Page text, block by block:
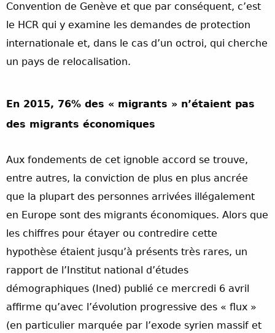
Convention de Genève et que par conséquent, c’est
le HCR qui y examine les demandes de protection
internationale et, dans le cas d’un octroi, qui cherche
un pays de relocalisation.
En 2015, 76% des « migrants » n’étaient pas
des migrants économiques
Aux fondements de cet ignoble accord se trouve,
entre autres, la conviction de plus en plus ancrée
que la plupart des personnes arrivées illégalement
en Europe sont des migrants économiques. Alors que
les chiffres pour étayer ou contredire cette
hypothèse étaient jusqu’à présents très rares, un
rapport de l’Institut national d’études
démographiques (Ined) publié ce mercredi 6 avril
affirme qu’avec l’évolution progressive des « flux »
(en particulier marquée par l’exode syrien massif et